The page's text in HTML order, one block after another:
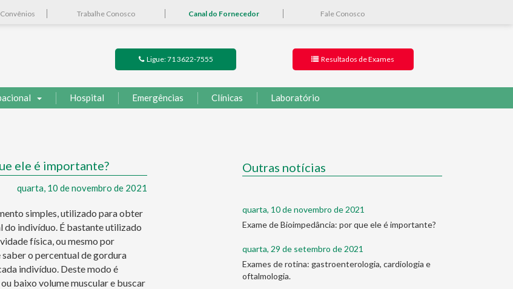
Convênios Trabalhe Conosco Canal do Fornecedor Fale Conosco
Ligue: 71 3622-7555 Resultados de Exames
Hospital Emergências Clínicas Laboratório
ele é importante?
quarta, 10 de novembro de 2021
simples, utilizado para obter
do indivíduo. É bastante utilizado
física, ou mesmo por
o percentual de gordura
indivíduo. Deste modo é
baixo volume muscular e buscar
Outras notícias
quarta, 10 de novembro de 2021
Exame de Bioimpedância: por que ele é importante?
quarta, 29 de setembro de 2021
Exames de rotina: gastroenterologia, cardiologia e
oftalmologia.